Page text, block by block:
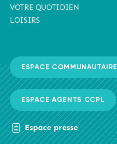
VOTRE QUOTIDIEN
LOISIRS
ESPACE COMMUNAUTAIRE
ESPACE AGENTS CCPL
Espace presse